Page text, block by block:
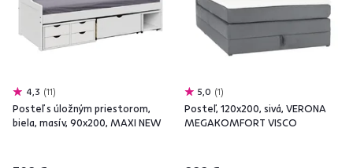
4,3 11
Posteľ s úložným priestorom,
biela, masív, 90x200, MAXI NEW
5,0 1
Posteľ, 120x200, sivá, VERONA
MEGAKOMFORT VISCO